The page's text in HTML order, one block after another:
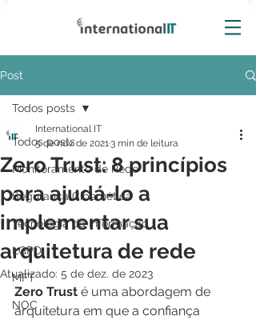
Post
Todos posts
Monitoramento de Rede
Segurança Cibernética
Tecnologia da Informação
LGPD
MFT
NOC
Todos posts
Zero Trust: 8 princípios
para ajudá-lo a
implementar sua
arquitetura de rede
International IT
5 de nov. de 20213 min de leitura
Atualizado: 5 de dez. de 2023
Zero Trust é uma abordagem de
arquitetura em que a confiança